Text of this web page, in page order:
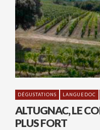
DÉGUSTATIONS LANGUEDOC
ALTUGNAC, LE
PLUS FORT